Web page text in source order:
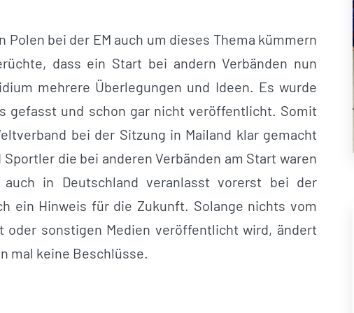
bei der EM auch um dieses Thema kümmern
dass ein Start bei andern Verbänden nun
mehrere Überlegungen und Ideen. Es wurde
gefasst und schon gar nicht veröffentlicht. Somit
bei der Sitzung in Mailand klar gemacht
die bei anderen Verbänden am Start waren
in Deutschland veranlasst vorerst bei der
ein Hinweis für die Zukunft. Solange nichts vom
oder sonstigen Medien veröffentlicht wird, ändert
mal keine Beschlüsse.